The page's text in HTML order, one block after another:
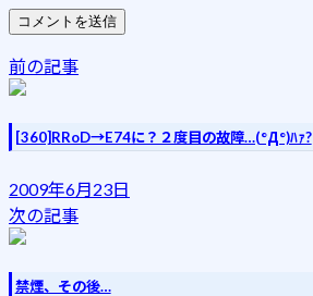
前の記事
[360]RRoD→E74に？２度目の故障…(°Д°)ﾊｧ?
2009年6月23日
次の記事
禁煙、その後…